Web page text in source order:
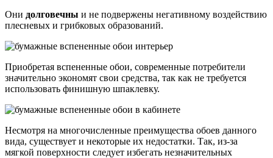
Они долговечны и не подвержены негативному воздействию
плесневых и грибковых образований.
Приобретая вспененные обои, современные потребители
значительно экономят свои средства, так как не требуется
использовать финишную шпаклевку.
Несмотря на многочисленные преимущества обоев данного
вида, существует и некоторые их недостатки. Так, из-за
мягкой поверхности следует избегать незначительных